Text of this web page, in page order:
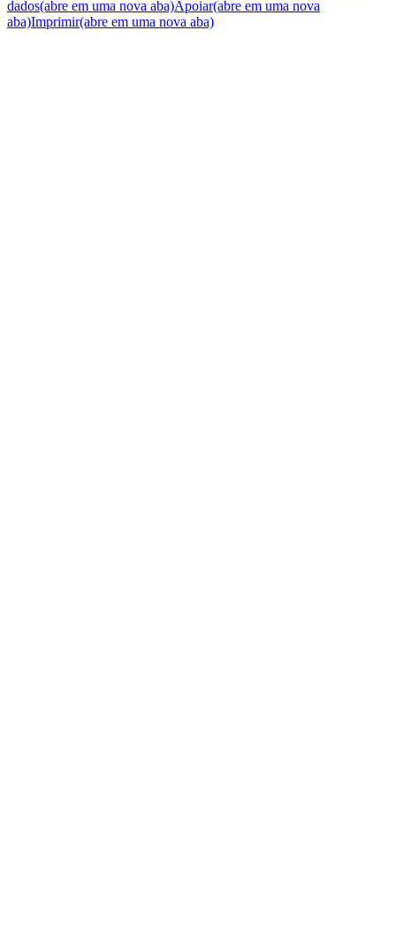
dados(abre em uma nova aba)Apoiar(abre em uma nova
aba)Imprimir(abre em uma nova aba)